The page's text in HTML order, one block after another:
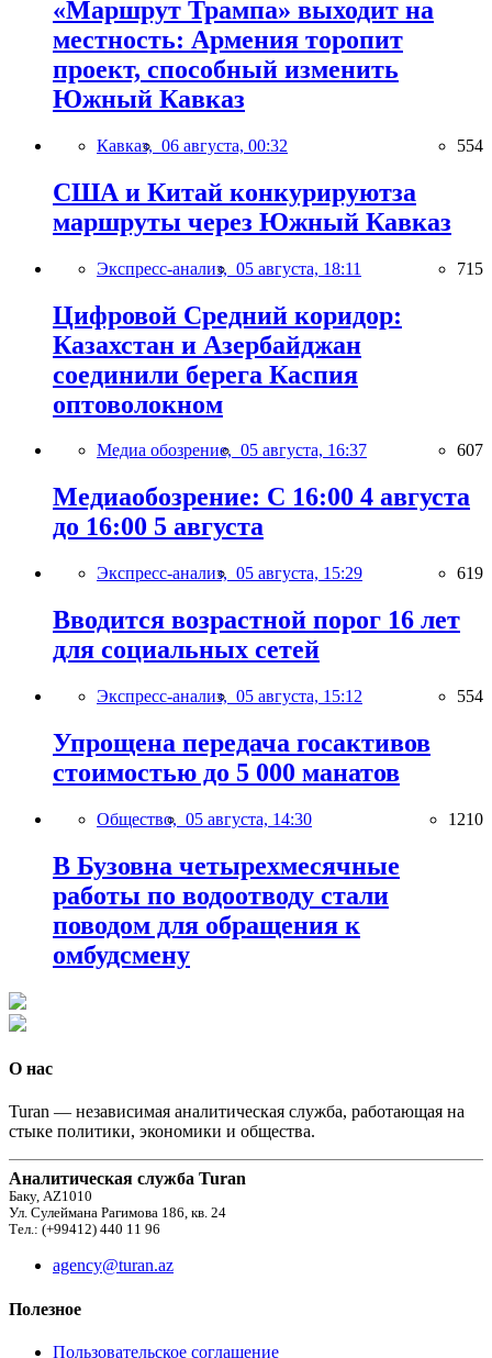
«Маршрут Трампа» выходит на
местность: Армения торопит
проект, способный изменить
Южный Кавказ
Кавказ, 06 августа, 00:32 554
США и Китай конкурируютза
маршруты через Южный Кавказ
Экспресс-анализ, 05 августа, 18:11 715
Цифровой Средний коридор:
Казахстан и Азербайджан
соединили берега Каспия
оптоволокном
Медиа обозрение, 05 августа, 16:37 607
Медиаобозрение: С 16:00 4 августа
до 16:00 5 августа
Экспресс-анализ, 05 августа, 15:29 619
Вводится возрастной порог 16 лет
для социальных сетей
Экспресс-анализ, 05 августа, 15:12 554
Упрощена передача госактивов
стоимостью до 5 000 манатов
Общество, 05 августа, 14:30 1210
В Бузовна четырехмесячные
работы по водоотводу стали
поводом для обращения к
омбудсмену
О нас
Turan — независимая аналитическая служба, работающая на
стыке политики, экономики и общества.
Аналитическая служба Turan
Баку, AZ1010
Ул. Сулеймана Рагимова 186, кв. 24
Тел.: (+99412) 440 11 96
agency@turan.az
Полезное
Пользовательское соглашение